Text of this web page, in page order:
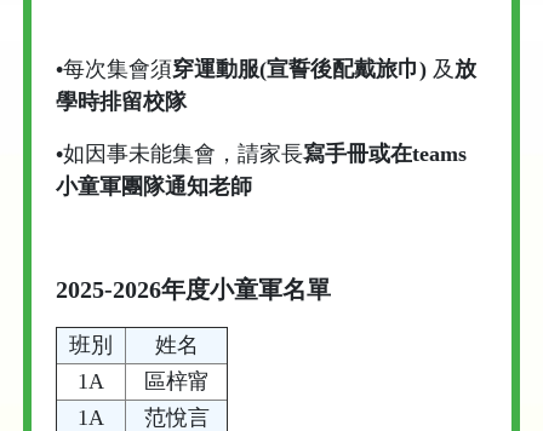
•每次集會須穿運動服(宣誓後配戴旅巾) 及 放
學時排留校隊
•如因事未能集會，請家長寫手冊或在teams
小童軍團隊通知老師
2025-2026年度小童軍名單
班別
姓名
1A
區梓甯
1A
范悅言